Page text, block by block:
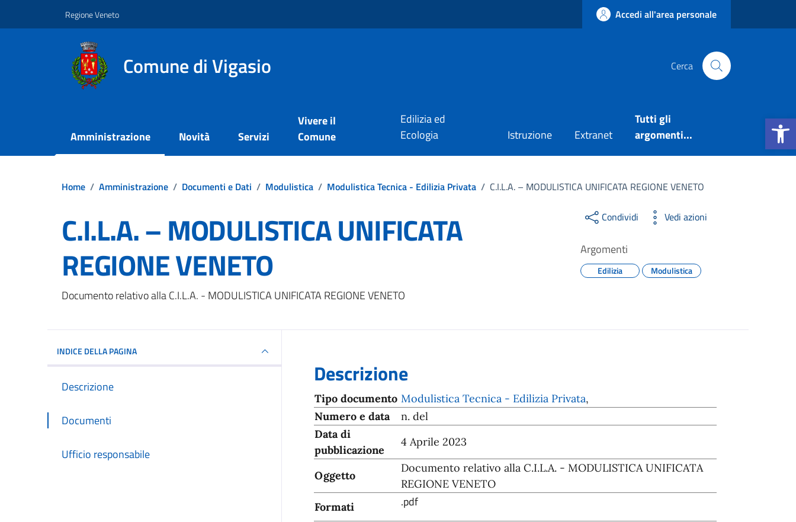
Apri la
Regione Veneto Accedi all'area personale
Comune di Vigasio Cerca
Amministrazione Novità Servizi
Vivere il
Comune
Edilizia ed
Ecologia
Istruzione Extranet
Tutti gli
argomenti...
Home / Amministrazione / Documenti e Dati / Modulistica / Modulistica Tecnica - Edilizia Privata / C.I.L.A. – MODULISTICA UNIFICATA REGIONE VENETO
C.I.L.A. – MODULISTICA UNIFICATA
REGIONE VENETO
Dettagli del documento
Documento relativo alla C.I.L.A. - MODULISTICA UNIFICATA REGIONE VENETO
Condividi Vedi azioni
Argomenti
Edilizia Modulistica
INDICE DELLA PAGINA
Descrizione
Documenti
Ufficio responsabile
Descrizione
Tipo documento Modulistica Tecnica - Edilizia Privata,
Numero e data
n. del
Data di
pubblicazione
4 Aprile 2023
Oggetto
Documento relativo alla C.I.L.A. - MODULISTICA UNIFICATA
REGIONE VENETO
Formati
.pdf